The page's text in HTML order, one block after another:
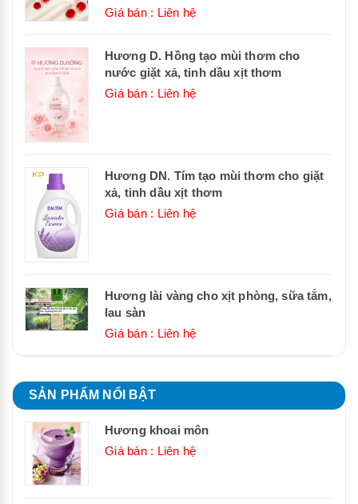
Giá bán : Liên hệ
Hương D. Hồng tạo mùi thơm cho
nước giặt xả, tinh dầu xịt thơm
Giá bán : Liên hệ
Hương DN. Tím tạo mùi thơm cho giặt
xả, tinh dầu xịt thơm
Giá bán : Liên hệ
Hương lài vàng cho xịt phòng, sữa tắm,
lau sàn
Giá bán : Liên hệ
SẢN PHẨM NỔI BẬT
Hương khoai môn
Giá bán : Liên hệ